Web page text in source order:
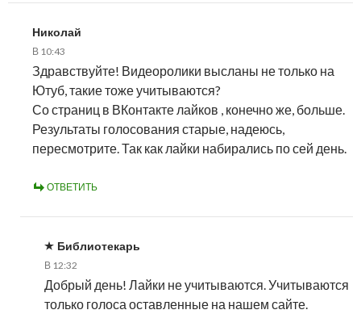
Николай
В 10:43
Здравствуйте! Видеоролики высланы не только на
Ютуб, такие тоже учитываются?
Со страниц в ВКонтакте лайков , конечно же, больше.
Результаты голосования старые, надеюсь,
пересмотрите. Так как лайки набирались по сей день.
ОТВЕТИТЬ
Библиотекарь
В 12:32
Добрый день! Лайки не учитываются. Учитываются
только голоса оставленные на нашем сайте.